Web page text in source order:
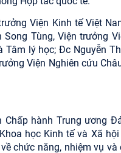
Viện Kinh tế Việt
Tùng, Viện trưởng
Tâm lý học; Đc Nguyễn
Viện Nghiên cứu
Chấp hành Trung ương
học Kinh tế và Xã
chức năng, nhiệm vụ